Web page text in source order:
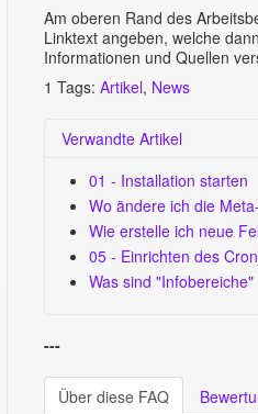
Am oberen Rand des
Linktext angeben, welche
Informationen und Quellen
1 Tags:Artikel, News
Verwandte Artikel
01 - Installation starten
Wo ändere ich die
Wie erstelle ich neue
05 - Einrichten des
Was sind "Infobereiche"
---
Über diese FAQ